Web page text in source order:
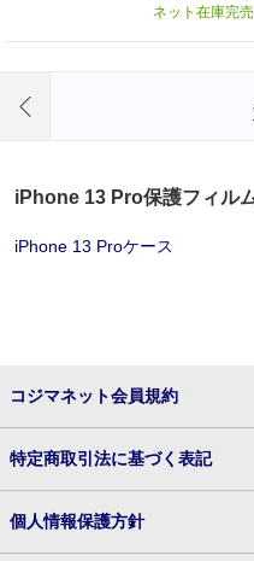
ネット在庫完売
iPhone 13 Pro保護フィル
iPhone 13 Proケース
コジマネット会員規約
特定商取引法に基づく表記
個人情報保護方針